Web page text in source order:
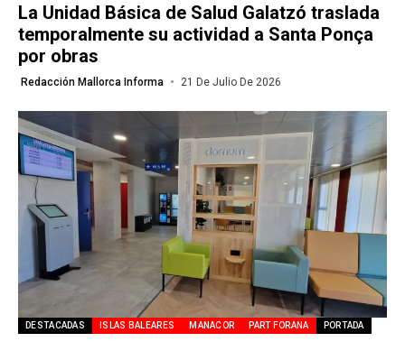
La Unidad Básica de Salud Galatzó traslada
temporalmente su actividad a Santa Ponça
por obras
Redacción Mallorca Informa 21 De Julio De 2026
DESTACADAS ISLAS BALEARES MANACOR PART FORANA PORTADA